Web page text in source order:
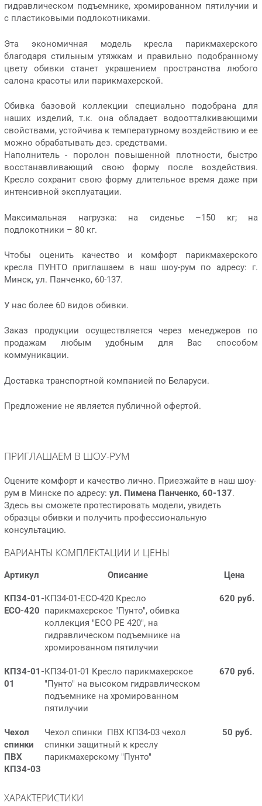
гидравлическом подъемнике, хромированном пятилучии и
с пластиковыми подлокотниками.
Эта экономичная модель кресла парикмахерского
благодаря стильным утяжкам и правильно подобранному
цвету обивки станет украшением пространства любого
салона красоты или парикмахерской.
Обивка базовой коллекции специально подобрана для
наших изделий, т.к. она обладает водоотталкивающими
свойствами, устойчива к температурному воздействию и ее
можно обрабатывать дез. средствами.
Наполнитель - поролон повышенной плотности, быстро
восстанавливающий свою форму после воздействия.
Кресло сохранит свою форму длительное время даже при
интенсивной эксплуатации.
Максимальная нагрузка: на сиденье –150 кг; на
подлокотники – 80 кг.
Чтобы оценить качество и комфорт парикмахерского
кресла ПУНТО приглашаем в наш шоу-рум по адресу: г.
Минск, ул. Панченко, 60-137.
У нас более 60 видов обивки.
Заказ продукции осуществляется через менеджеров по
продажам любым удобным для Вас способом
коммуникации.
Доставка транспортной компанией по Беларуси.
Предложение не является публичной офертой.
ПРИГЛАШАЕМ В ШОУ-РУМ
Оцените комфорт и качество лично. Приезжайте в наш шоу-
рум в Минске по адресу: ул. Пимена Панченко, 60-137.
Здесь вы сможете протестировать модели, увидеть
образцы обивки и получить профессиональную
консультацию.
ВАРИАНТЫ КОМПЛЕКТАЦИИ И ЦЕНЫ
Артикул Описание Цена
КП34-01-
ECO-420
КП34-01-ECO-420 Кресло
парикмахерское "Пунто", обивка
коллекция "ECO PE 420", на
гидравлическом подъемнике на
хромированном пятилучии
620 руб.
КП34-01-
01
КП34-01-01 Кресло парикмахерское
"Пунто" на высоком гидравлическом
подъемнике на хромированном
пятилучии
670 руб.
Чехол
спинки
ПВХ
КП34-03
Чехол спинки ПВХ КП34-03 чехол
спинки защитный к креслу
парикмахерскому "Пунто"
50 руб.
ХАРАКТЕРИСТИКИ